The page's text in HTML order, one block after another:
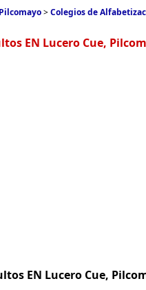
>Colegios de
EN Lucero Cue,
EN Lucero Cue,